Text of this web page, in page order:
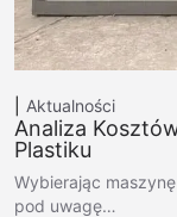
Aktualności
Analiza
Plastiku
Wybierając
pod uwagę…